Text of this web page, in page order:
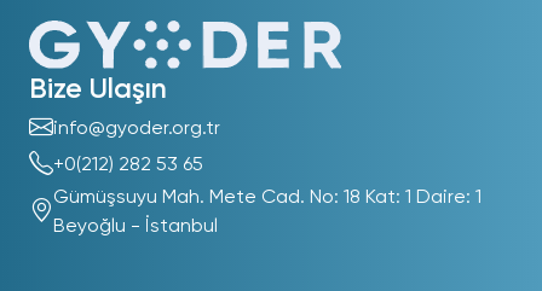
Bize Ulaşın
info@gyoder.org.tr
+0(212) 282 53 65
Gümüşsuyu Mah. Mete Cad. No: 18 Kat: 1 Daire: 1
Beyoğlu - İstanbul